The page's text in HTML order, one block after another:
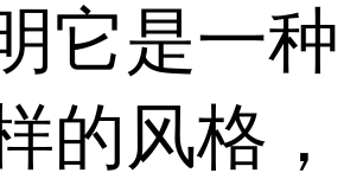
它是一种
的风格，